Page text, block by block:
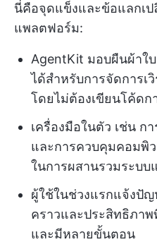
นี่คือจุดแข็งและข้อแลกเ
แพลตฟอร์ม:
AgentKit มอบผืนผ้าใ
ได้สำหรับการจัดการเ
โดยไม่ต้องเขียนโค้ดก
เครื่องมือในตัว เช่น ก
และการควบคุมคอมพิ
ในการผสานรวมระบบ
ผู้ใช้ในช่วงแรกแจ้งปั
คราวและประสิทธิภา
และมีหลายขั้นตอน